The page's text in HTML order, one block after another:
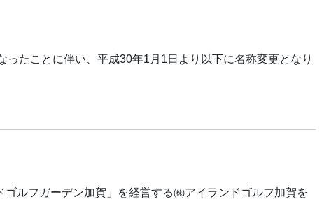
たことに伴い、平成30年1月1日より以下に名称変更となり
ルフガーデン加賀」を経営する㈱アイランドゴルフ加賀を